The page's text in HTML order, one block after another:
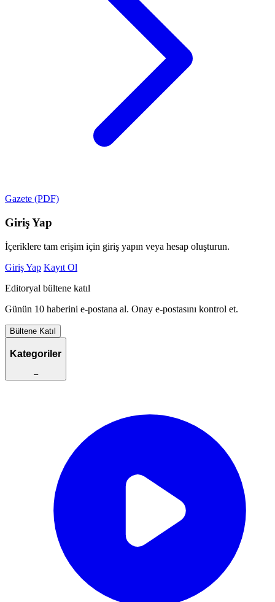
Gazete (PDF)
Giriş Yap
İçeriklere tam erişim için giriş yapın veya hesap oluşturun.
Giriş Yap Kayıt Ol
Editoryal bültene katıl
Günün 10 haberini e-postana al. Onay e-postasını kontrol et.
Bültene Katıl
Kategoriler
–